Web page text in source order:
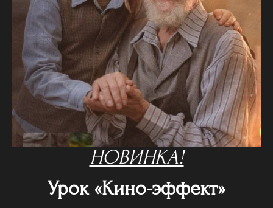
НОВИНКА!
Урок «Кино-эффект»